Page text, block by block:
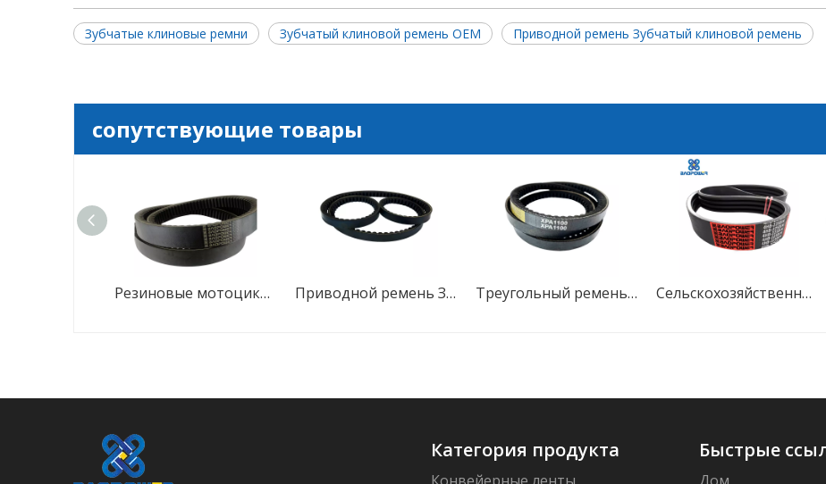
Зубчатые клиновые ремни Зубчатый клиновой ремень OEM Приводной ремень Зубчатый клиновой ремень
сопутствующие товары
Резиновые мотоциклетные клиновые ремни привода Приводной ремень Зубчатый клиновой ремень с необработанными краями Треугольный ремень, зубья промышленной трансмиссии, автоматические зубчатые резиновые клиновые ремни Сельскохозяйственный треугольный резиновый клиновой ремень
Категория продукта Быстрые